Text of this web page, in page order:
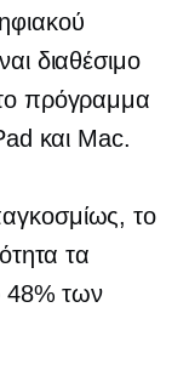
διαθέσιμο
πρόγραμμα
και Mac.
το
τα
48% των